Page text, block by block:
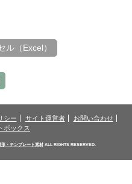
ル（Excel）
シー サイト運営者
お問い合わせ
ボックス
・テンプレート素材ALL RIGHTS RESERVED.